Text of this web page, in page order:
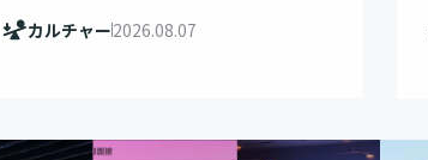
カルチャー2026.08.07